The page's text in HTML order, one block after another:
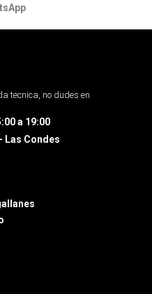
tecnica, no dudes en
a 19:00
Las Condes